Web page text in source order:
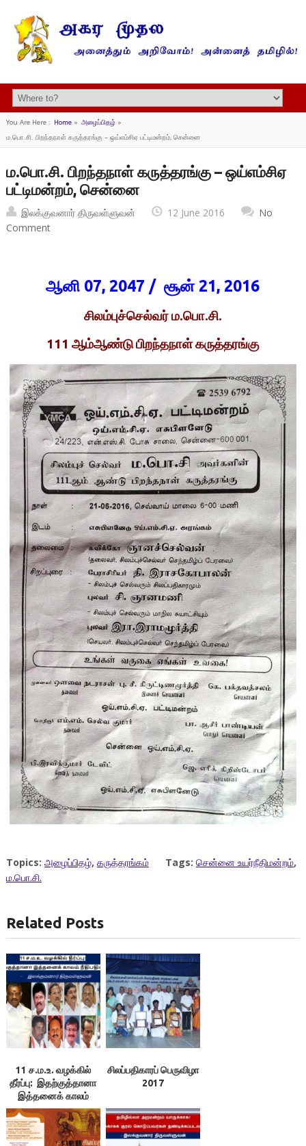
You Are Here : Home» அழைப்பிதழ் »
ம.பொ.சி. பிறந்தநாள் கருத்தரங்கு – ஒய்எம்சிஏ பட்டிமன்றம், சென்னை
ம.பொ.சி. பிறந்தநாள் கருத்தரங்கு – ஒய்எம்சிஏ
பட்டிமன்றம், சென்னை
இலக்குவனார் திருவள்ளுவன் 12 June 2016
No
Comment
ஆனி 07, 2047 / சூன் 21, 2016
சிலம்புச்செல்வர் ம.பொ.சி.
111 ஆம்ஆண்டு பிறந்தநாள் கருத்தரங்கு
Topics: அழைப்பிதழ், கருத்தரங்கம் Tags: சென்னை உயர்நீதிமன்றம்,
ம.பொ.சி.
Related Posts
11 ச.ம.உ. வழக்கில்
தீர்ப்பு: இதற்குத்தானா
இத்தனைக் காலம்
நீதிபதிகளே! –
இலக்குவனார்
திருவள்ளுவன்
சிலப்பதிகாரப் பெருவிழா
2017